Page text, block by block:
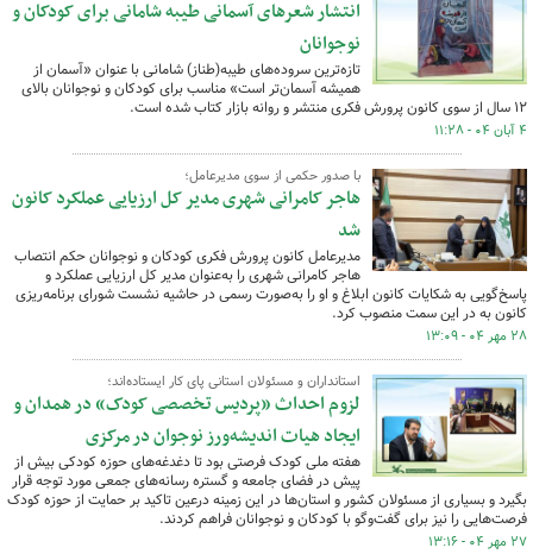
انتشار شعرهای آسمانی طیبه شامانی برای کودکان و
نوجوانان
تازه‌ترین سروده‌های طیبه(طناز) شامانی با عنوان «آسمان از
همیشه آسمان‌تر است» مناسب برای کودکان و نوجوانان بالای
۱۲ سال از سوی کانون پرورش فکری منتشر و روانه بازار کتاب شده است.
۴ آبان ۰۴ - ۱۱:۲۸
با صدور حکمی از سوی مدیرعامل؛
هاجر کامرانی شهری مدیر کل ارزیایی عملکرد کانون
شد
مدیرعامل کانون پرورش فکری کودکان و نوجوانان حکم انتصاب
هاجر کامرانی شهری را به‌عنوان مدیر کل ارزیایی عملکرد و
پاسخ‌گویی به شکایات کانون ابلاغ و او را به‌صورت رسمی در حاشیه نشست شورای برنامه‌ریزی
کانون به در این سمت منصوب کرد.
۲۸ مهر ۰۴ - ۱۳:۰۹
استانداران و مسئولان استانی پای کار ایستاده‌اند؛
‌لزوم احداث «پردیس تخصصی کودک» در همدان و
ایجاد هیات اندیشه‌ورز نوجوان در مرکزی
هفته ملی کودک فرصتی بود تا دغدغه‌های حوزه کودکی بیش از
پیش در فضای جامعه و گستره رسانه‌های جمعی مورد توجه قرار
بگیرد و بسیاری از مسئولان کشور و استان‌ها در این زمینه درعین تاکید بر حمایت از حوزه کودک
فرصت‌هایی را نیز برای گفت‌وگو با کودکان و نوجوانان فراهم کردند.
۲۷ مهر ۰۴ - ۱۳:۱۶